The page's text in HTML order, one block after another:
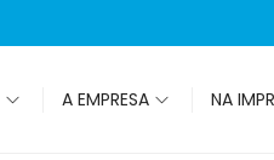
A EMPRESA NA